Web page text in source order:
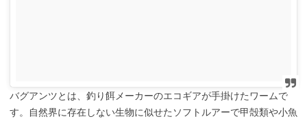
バグアンツとは、釣り餌メーカーのエコギアが手掛けたワームで
す。自然界に存在しない生物に似せたソフトルアーで甲殻類や小魚